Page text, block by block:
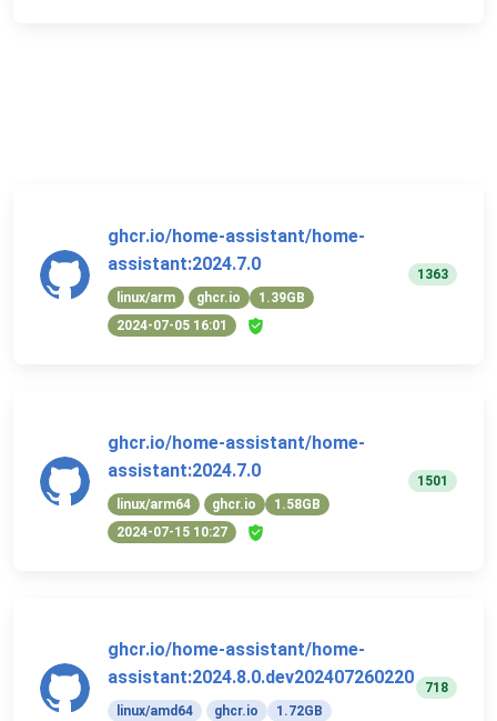
ghcr.io/home-assistant/home-
assistant:2024.7.0
linux/arm ghcr.io
1.39GB
2024-07-05 16:01
1363
ghcr.io/home-assistant/home-
assistant:2024.7.0
linux/arm64 ghcr.io
1.58GB
2024-07-15 10:27
1501
ghcr.io/home-assistant/home-
assistant:2024.8.0.dev202407260220
linux/amd64 ghcr.io
1.72GB
718